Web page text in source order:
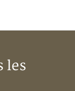
les